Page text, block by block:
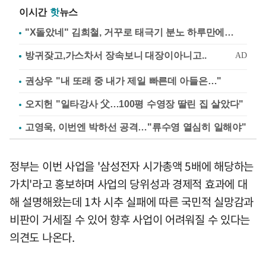
이시간 핫뉴스
"X돌았네" 김희철, 거꾸로 태극기 분노 하루만에…
권상우 "내 또래 중 내가 제일 빠른데 아들은…"
오지헌 "일타강사 父…100평 수영장 딸린 집 살았다"
고영욱, 이번엔 박하선 공격…"류수영 열심히 일해야"
정부는 이번 사업을 '삼성전자 시가총액 5배에 해당하는
가치'라고 홍보하며 사업의 당위성과 경제적 효과에 대
해 설명해왔는데 1차 시추 실패에 따른 국민적 실망감과
비판이 거세질 수 있어 향후 사업이 어려워질 수 있다는
의견도 나온다.